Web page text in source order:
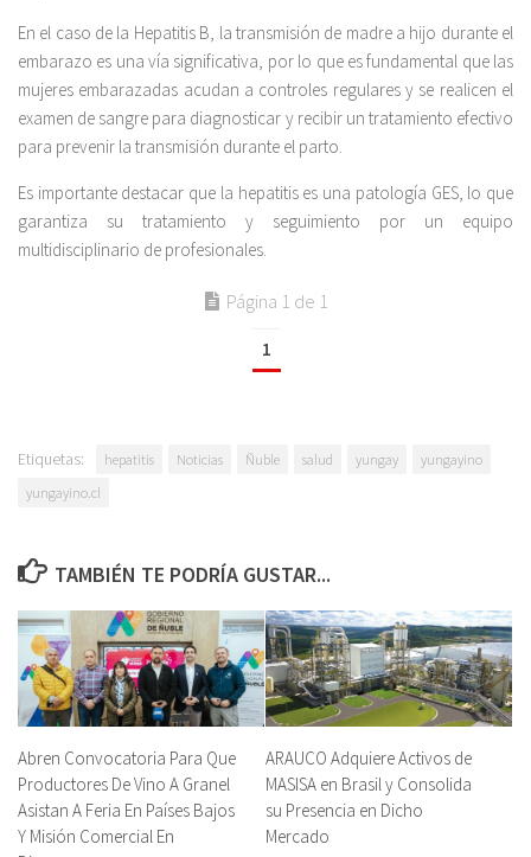
En el caso de la Hepatitis B, la transmisión de madre a hijo durante el
embarazo es una vía significativa, por lo que es fundamental que las
mujeres embarazadas acudan a controles regulares y se realicen el
examen de sangre para diagnosticar y recibir un tratamiento efectivo
para prevenir la transmisión durante el parto.
Es importante destacar que la hepatitis es una patología GES, lo que
garantiza su tratamiento y seguimiento por un equipo
multidisciplinario de profesionales.
Página 1 de 1
1
Etiquetas: hepatitis Noticias Ñuble salud yungay
yungayino
yungayino.cl
TAMBIÉN TE PODRÍA GUSTAR...
Abren Convocatoria Para Que
Productores De Vino A Granel
Asistan A Feria En Países Bajos
Y Misión Comercial En
ARAUCO Adquiere Activos de
MASISA en Brasil y Consolida
su Presencia en Dicho
Mercado